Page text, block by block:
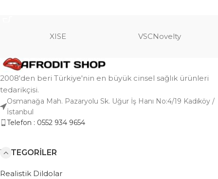
XISE VSCNovelty
2008'den beri Türkiye'nin en büyük cinsel sağlık ürünleri
tedarikçisi.
Osmanağa Mah. Pazaryolu Sk. Uğur İş Hanı No:4/19 Kadıköy /
İstanbul
Telefon : 0552 934 9654
KATEGORILER
Realistik Dildolar